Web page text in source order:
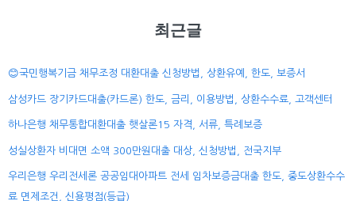
최근글
😊국민행복기금 채무조정 대환대출 신청방법, 상환유예, 한도, 보증서
삼성카드 장기카드대출(카드론) 한도, 금리, 이용방법, 상환수수료, 고객센터
하나은행 채무통합대환대출 햇살론15 자격, 서류, 특례보증
성실상환자 비대면 소액 300만원대출 대상, 신청방법, 전국지부
우리은행 우리전세론 공공임대아파트 전세 임차보증금대출 한도, 중도상환수수
료 면제조건, 신용평점(등급)